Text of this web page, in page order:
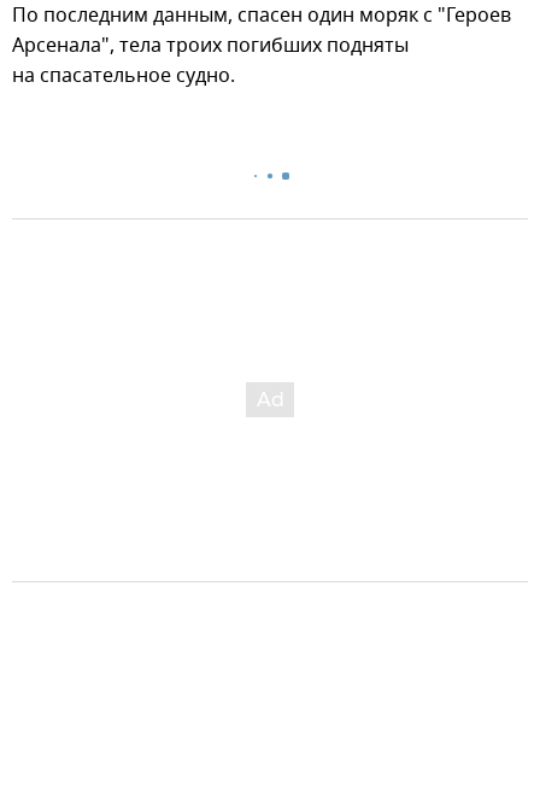
По последним данным, спасен один моряк с "Героев
Арсенала", тела троих погибших подняты
на спасательное судно.